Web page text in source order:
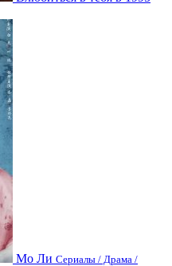
Мо Ли Сериалы / Драма /